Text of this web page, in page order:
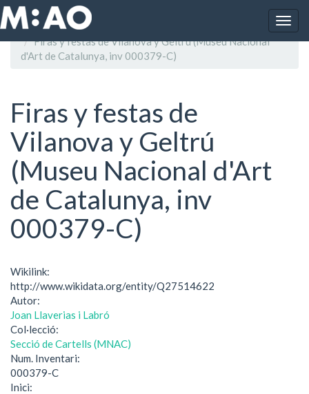
Vés al contingut
Inici
Firas y festas de Vilanova y Geltrú (Museu Nacional
d'Art de Catalunya, inv 000379-C)
Firas y festas de
Vilanova y Geltrú
(Museu Nacional d'Art
de Catalunya, inv
000379-C)
Wikilink:
http://www.wikidata.org/entity/Q27514622
Autor:
Joan Llaverias i Labró
Col·lecció:
Secció de Cartells (MNAC)
Num. Inventari:
000379-C
Inici: